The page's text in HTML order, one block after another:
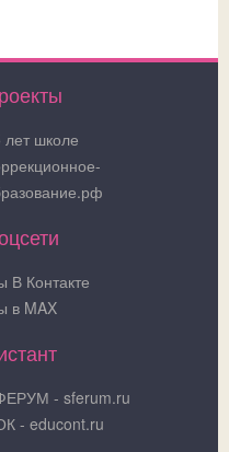
лет школе
В Контакте
в MAX
- sferum.ru
- educont.ru